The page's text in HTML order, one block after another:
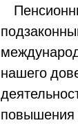
нашего
повышения